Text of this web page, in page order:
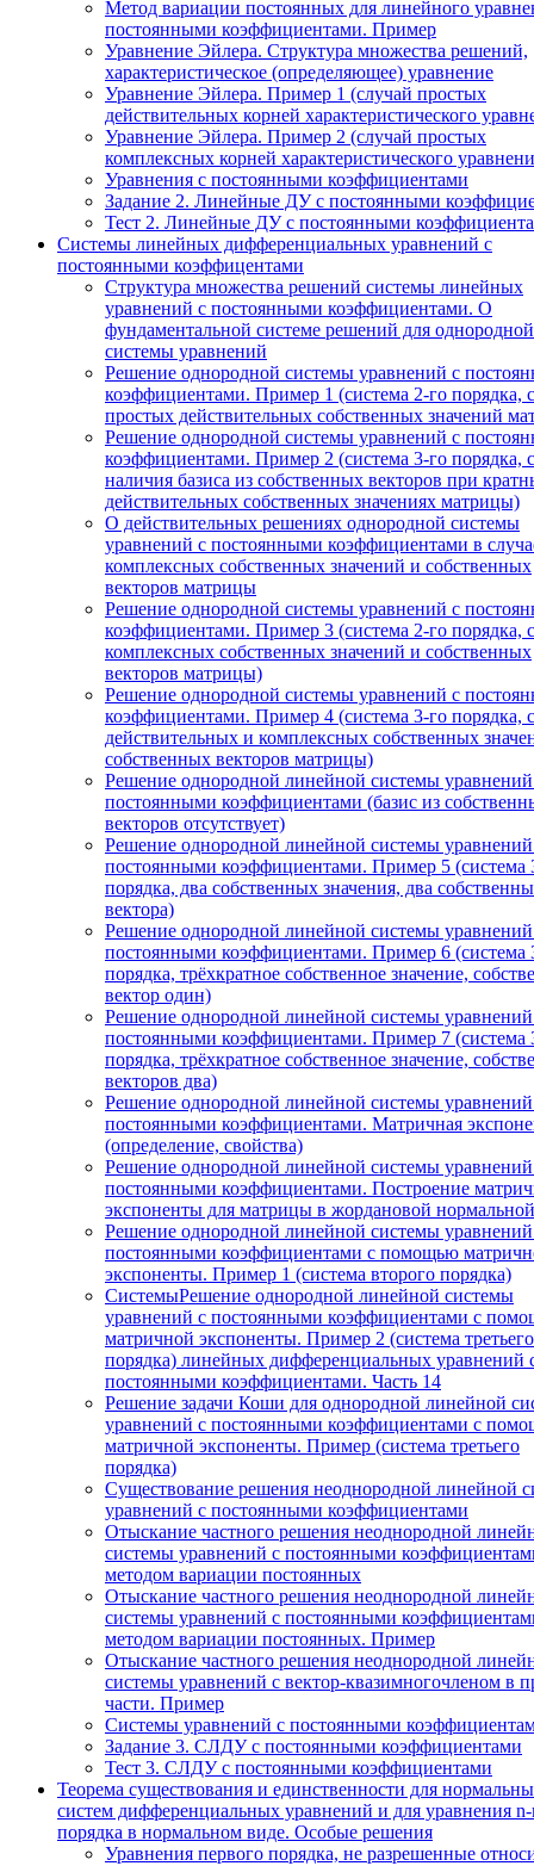
Метод вариации постоянных для линейного
постоянными коэффициентами. Пример
Уравнение Эйлера. Структура множества решений,
характеристическое (определяющее) уравнение
Уравнение Эйлера. Пример 1 (случай простых
действительных корней характеристического
Уравнение Эйлера. Пример 2 (случай простых
комплексных корней характеристического
Уравнения с постоянными коэффициентами
Задание 2. Линейные ДУ с постоянными
Тест 2. Линейные ДУ с постоянными
Системы линейных дифференциальных уравнений с
постоянными коэффицентами
Структура множества решений системы линейных
уравнений с постоянными коэффициентами. О
фундаментальной системе решений для однородной
системы уравнений
Решение однородной системы уравнений с
коэффициентами. Пример 1 (система 2-го порядка,
простых действительных собственных значений
Решение однородной системы уравнений с
коэффициентами. Пример 2 (система 3-го порядка,
наличия базиса из собственных векторов при
действительных собственных значениях матрицы)
О действительных решениях однородной системы
уравнений с постоянными коэффициентами в
комплексных собственных значений и собственных
векторов матрицы
Решение однородной системы уравнений с
коэффициентами. Пример 3 (система 2-го порядка,
комплексных собственных значений и собственных
векторов матрицы)
Решение однородной системы уравнений с
коэффициентами. Пример 4 (система 3-го порядка,
действительных и комплексных собственных
собственных векторов матрицы)
Решение однородной линейной системы
постоянными коэффициентами (базис из
векторов отсутствует)
Решение однородной линейной системы
постоянными коэффициентами. Пример 5 (система
порядка, два собственных значения, два
вектора)
Решение однородной линейной системы
постоянными коэффициентами. Пример 6 (система
порядка, трёхкратное собственное значение,
вектор один)
Решение однородной линейной системы
постоянными коэффициентами. Пример 7 (система
порядка, трёхкратное собственное значение,
векторов два)
Решение однородной линейной системы
постоянными коэффициентами. Матричная
(определение, свойства)
Решение однородной линейной системы
постоянными коэффициентами. Построение
экспоненты для матрицы в жордановой
Решение однородной линейной системы
постоянными коэффициентами с помощью
экспоненты. Пример 1 (система второго порядка)
СистемыРешение однородной линейной системы
уравнений с постоянными коэффициентами с
матричной экспоненты. Пример 2 (система третьего
порядка) линейных дифференциальных уравнений
постоянными коэффициентами. Часть 14
Решение задачи Коши для однородной линейной
уравнений с постоянными коэффициентами с
матричной экспоненты. Пример (система третьего
порядка)
Существование решения неоднородной линейной
уравнений с постоянными коэффициентами
Отыскание частного решения неоднородной
системы уравнений с постоянными
методом вариации постоянных
Отыскание частного решения неоднородной
системы уравнений с постоянными
методом вариации постоянных. Пример
Отыскание частного решения неоднородной
системы уравнений с вектор-квазимногочленом в
части. Пример
Системы уравнений с постоянными
Задание 3. СЛДУ с постоянными коэффициентами
Тест 3. СЛДУ с постоянными коэффициентами
Теорема существования и единственности для
систем дифференциальных уравнений и для уравнения n-
порядка в нормальном виде. Особые решения
Уравнения первого порядка, не разрешенные